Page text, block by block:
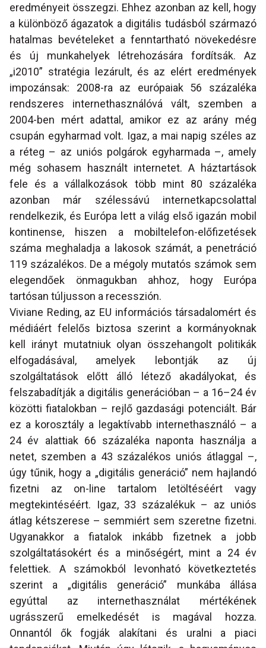
eredményeit összegzi. Ehhez azonban az kell, hogy
a különböző ágazatok a digitális tudásból származó
hatalmas bevételeket a fenntartható növekedésre
és új munkahelyek létrehozására fordítsák. Az
„i2010” stratégia lezárult, és az elért eredmények
impozánsak: 2008-ra az európaiak 56 százaléka
rendszeres internethasználóvá vált, szemben a
2004-ben mért adattal, amikor ez az arány még
csupán egyharmad volt. Igaz, a mai napig széles az
a réteg – az uniós polgárok egyharmada –, amely
még sohasem használt internetet. A háztartások
fele és a vállalkozások több mint 80 százaléka
azonban már szélessávú internetkapcsolattal
rendelkezik, és Európa lett a világ első igazán mobil
kontinense, hiszen a mobiltelefon-előfizetések
száma meghaladja a lakosok számát, a penetráció
119 százalékos. De a mégoly mutatós számok sem
elegendőek önmagukban ahhoz, hogy Európa
tartósan túljusson a recesszión.
Viviane Reding, az EU információs társadalomért és
médiáért felelős biztosa szerint a kormányoknak
kell irányt mutatniuk olyan összehangolt politikák
elfogadásával, amelyek lebontják az új
szolgáltatások előtt álló létező akadályokat, és
felszabadítják a digitális generációban – a 16–24 év
közötti fiatalokban – rejlő gazdasági potenciált. Bár
ez a korosztály a legaktívabb internethasználó – a
24 év alattiak 66 százaléka naponta használja a
netet, szemben a 43 százalékos uniós átlaggal –,
úgy tűnik, hogy a „digitális generáció” nem hajlandó
fizetni az on-line tartalom letöltéséért vagy
megtekintéséért. Igaz, 33 százalékuk – az uniós
átlag kétszerese – semmiért sem szeretne fizetni.
Ugyanakkor a fiatalok inkább fizetnek a jobb
szolgáltatásokért és a minőségért, mint a 24 év
felettiek. A számokból levonható következtetés
szerint a „digitális generáció” munkába állása
egyúttal az internethasználat mértékének
ugrásszerű emelkedését is magával hozza.
Onnantól ők fogják alakítani és uralni a piaci